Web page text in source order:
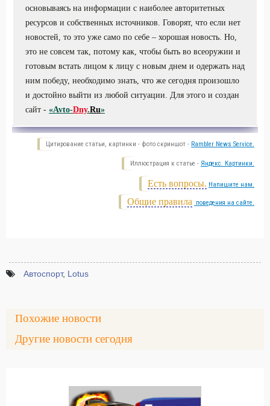
основываясь на информации с наиболее авторитетных
ресурсов и собственных источников. Говорят, что если нет
новостей, то это уже само по себе – хорошая новость. Но,
это не совсем так, потому как, чтобы быть во всеоружии и
готовым встать лицом к лицу с новым днем и одержать над
ним победу, необходимо знать, что же сегодня произошло
и достойно выйти из любой ситуации. Для этого и создан
сайт - «Avto-Dny.Ru»
Цитирование статьи, картинки - фото скриншот - Rambler News Service.
Иллюстрация к статье - Яндекс. Картинки.
Есть вопросы. Напишите нам.
Общие правила поведения на сайте.
Автоспорт, Lotus
Похожие новости
Другие новости сегодня